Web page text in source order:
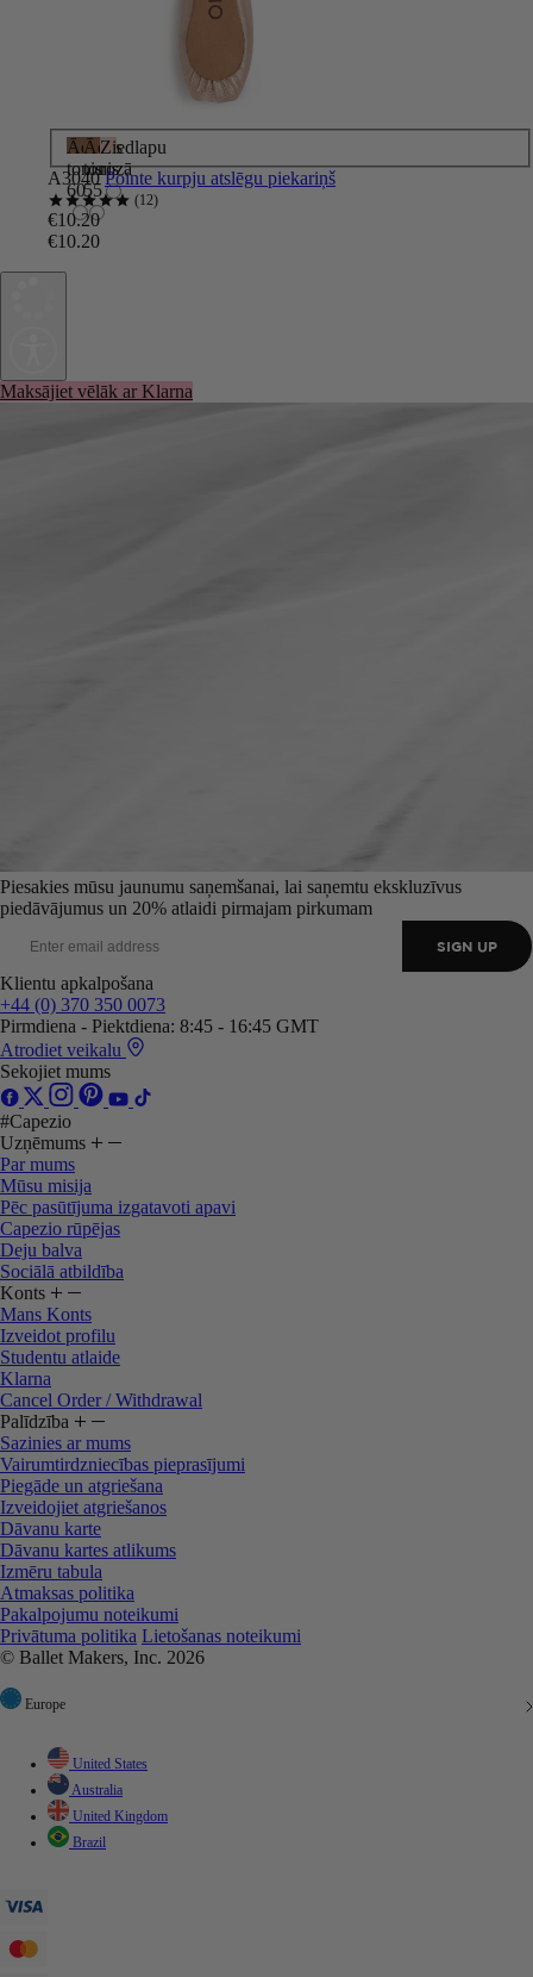
Ādas
tonis
60
Ādas
tonis
55
Ziedlapu
rozā
A3040 Pointe kurpju atslēgu piekariņš
12
€10.20
€10.20
Maksājiet vēlāk ar Klarna
Piesakies mūsu jaunumu saņemšanai, lai saņemtu ekskluzīvus
piedāvājumus un 20% atlaidi pirmajam pirkumam
SIGN UP
Klientu apkalpošana
+44 (0) 370 350 0073
Pirmdiena - Piektdiena: 8:45 - 16:45 GMT
Atrodiet veikalu
Sekojiet mums
#Capezio
Uzņēmums
Par mums
Mūsu misija
Pēc pasūtījuma izgatavoti apavi
Capezio rūpējas
Deju balva
Sociālā atbildība
Konts
Mans Konts
Izveidot profilu
Studentu atlaide
Klarna
Cancel Order / Withdrawal
Palīdzība
Sazinies ar mums
Vairumtirdzniecības pieprasījumi
Piegāde un atgriešana
Izveidojiet atgriešanos
Dāvanu karte
Dāvanu kartes atlikums
Izmēru tabula
Atmaksas politika
Pakalpojumu noteikumi
Privātuma politika Lietošanas noteikumi
© Ballet Makers, Inc. 2026
Europe
United States
Australia
United Kingdom
Brazil